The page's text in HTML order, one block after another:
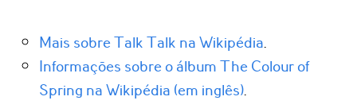
Mais sobre Talk Talk na Wikipédia
Informações sobre o álbum The Colour of
Spring na Wikipédia (em inglês)